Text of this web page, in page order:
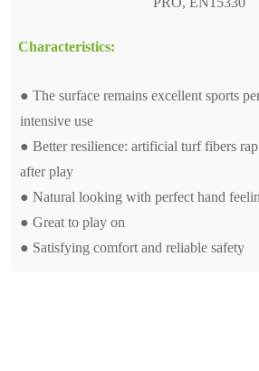
Characteristics:
● The surface remains excellent sports
intensive use
● Better resilience: artificial turf fibers
after play
● Natural looking with perfect hand
● Great to play on
● Satisfying comfort and reliable safety